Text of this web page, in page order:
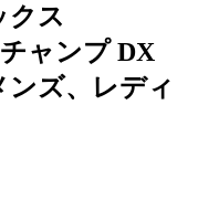
クス
ャンプ DX
ンズ、レディ